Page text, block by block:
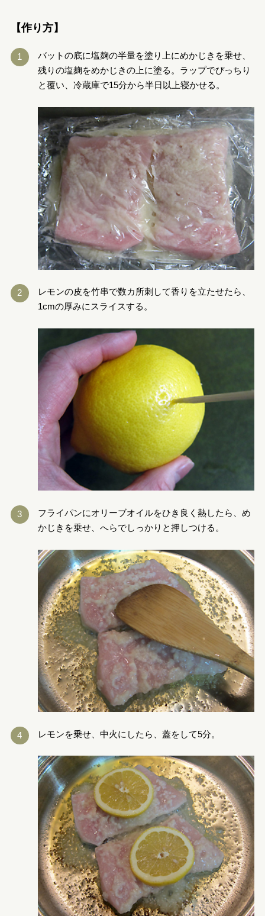
【作り方】
バットの底に塩麹の半量を塗り上にめかじきを乗せ、
残りの塩麹をめかじきの上に塗る。ラップでぴっちり
と覆い、冷蔵庫で15分から半日以上寝かせる。
レモンの皮を竹串で数カ所刺して香りを立たせたら、
1cmの厚みにスライスする。
フライパンにオリーブオイルをひき良く熱したら、め
かじきを乗せ、へらでしっかりと押しつける。
レモンを乗せ、中火にしたら、蓋をして5分。